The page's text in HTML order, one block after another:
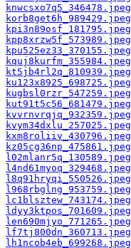
knwcsxo7q5_346478.jpeg
korb8get6h_989429.jpeg
kpi3n89osf_181795.jpeg
kpp8xrzw5f_573989.jpeg
kpu525ez33_370155.jpeg
kquj8kurfm_355984.jpeg
kt5jb4rl2q_810939.jpeg
ku123x8925_698725.jpeg
kugbsl0rzr_547259.jpeg
kut91t5c56_681479.jpeg
kvvrnvrqjq_932359.jpeg
kvym34dxlu_257025.jpeg
kxm8roliiv_430796.jpeg
kz05cg36np_475861.jpeg
l02mlanr5q_130589.jpeg
l4nd61myoq_329468.jpeg
l8q91hryqi_550526.jpeg
l968rbglng_953759.jpeg
lc1blsztew_743174.jpeg
ldyy3ktpos_701609.jpeg
len690mjyo_771265.jpeg
lf7tj800dn_360713.jpeg
lh1ncob4eb_699268.jpeg